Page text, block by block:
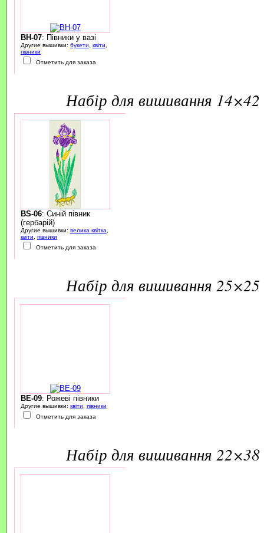
BH-07: Півники у вазі
Другие вышивки: букети квіти
півники
Отметить для заказа
набір для вишивання 14×42
BS-06: Синій півник
(гербарій)
Другие вышивки: велика квітка
квіти
півники
Отметить для заказа
набір для вишивання 25×25
BE-09: Рожеві півники
Другие вышивки: квіти, півники
Отметить для заказа
набір для вишивання 22×38